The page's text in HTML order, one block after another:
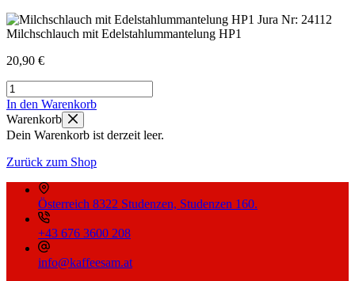
Milchschlauch mit Edelstahlummantelung HP1
20,90 €
Milchschlauch
mit
Edelstahlummantelung
HP1
Menge
In den Warenkorb
Warenkorb
Dein Warenkorb ist derzeit leer.
Zurück zum Shop
Österreich 8322 Studenzen, Studenzen 160.
+43 676 3600 208
info@kaffeesam.at